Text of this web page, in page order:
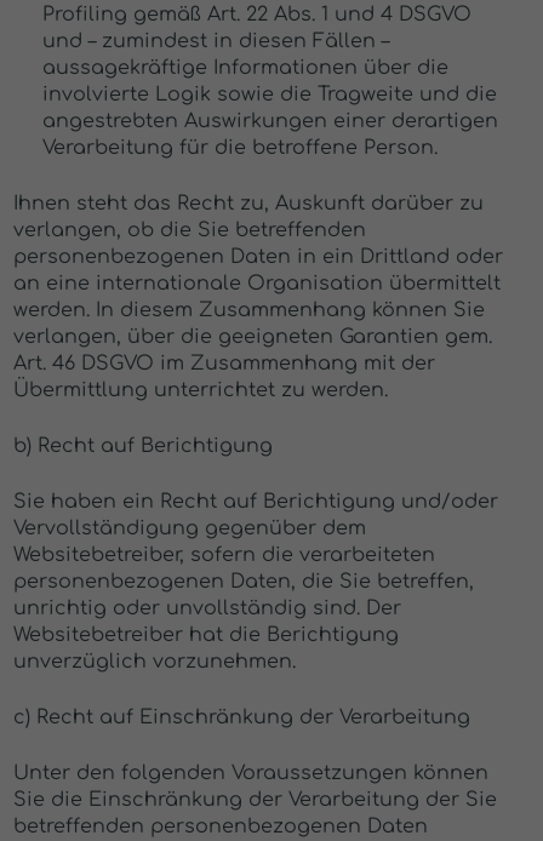
Profiling gemäß Art. 22 Abs. 1 und 4 DSGVO
und – zumindest in diesen Fällen –
aussagekräftige Informationen über die
involvierte Logik sowie die Tragweite und die
angestrebten Auswirkungen einer derartigen
Verarbeitung für die betroffene Person.
Ihnen steht das Recht zu, Auskunft darüber zu
verlangen, ob die Sie betreffenden
personenbezogenen Daten in ein Drittland oder
an eine internationale Organisation übermittelt
werden. In diesem Zusammenhang können Sie
verlangen, über die geeigneten Garantien gem.
Art. 46 DSGVO im Zusammenhang mit der
Übermittlung unterrichtet zu werden.
b) Recht auf Berichtigung
Sie haben ein Recht auf Berichtigung und/oder
Vervollständigung gegenüber dem
Websitebetreiber, sofern die verarbeiteten
personenbezogenen Daten, die Sie betreffen,
unrichtig oder unvollständig sind. Der
Websitebetreiber hat die Berichtigung
unverzüglich vorzunehmen.
c) Recht auf Einschränkung der Verarbeitung
Unter den folgenden Voraussetzungen können
Sie die Einschränkung der Verarbeitung der Sie
betreffenden personenbezogenen Daten